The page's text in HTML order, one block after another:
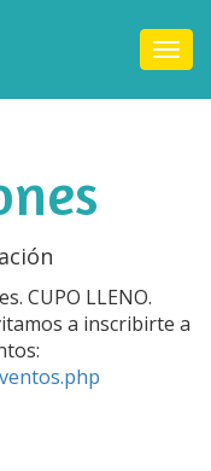
CUPO LLENO.
a inscribirte a